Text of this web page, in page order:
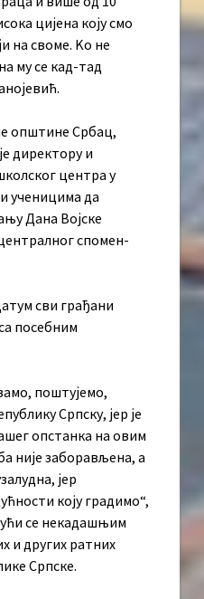
цијена коју смо
на своме. Kо не
му се кад-тад
општине Србац,
директору и
центра у
ученицима да
Дана Војске
спомен-
сви грађани
посебним
поштујемо,
Српску, јер је
опстанка на овим
није заборављена, а
јер
коју градимо“,
се некадашњим
и других ратних
Српске.